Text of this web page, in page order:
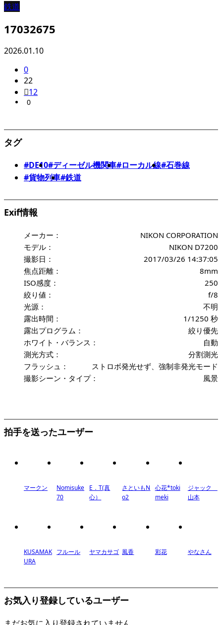
鉄道
17032675
2026.01.10
0
22
12
0
タグ
#DE10#ディーゼル機関車#ローカル線#石巻線
#貨物列車#鉄道
Exif情報
メーカー：
NIKON CORPORATION
モデル：
NIKON D7200
撮影日：
2017/03/26 14:37:05
焦点距離：
8mm
ISO感度：
250
絞り値：
f/8
光源：
不明
露出時間：
1/1250 秒
露出プログラム：
絞り優先
ホワイト・バランス：
自動
測光方式：
分割測光
フラッシュ：
ストロボ発光せず、強制非発光モード
撮影シーン・タイプ：
風景
拍手を送ったユーザー
マークン
Nomisuke
70
E．T(真
心）
さといもN
o2
心花*toki
meki
ジャック
山本
KUSAMAK
URA
フルール ヤマカサゴ 風香 彩花 やなさん
お気入り登録しているユーザー